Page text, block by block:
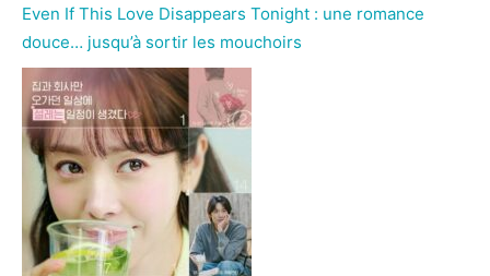
Even If This Love Disappears Tonight : une romance
douce… jusqu’à sortir les mouchoirs